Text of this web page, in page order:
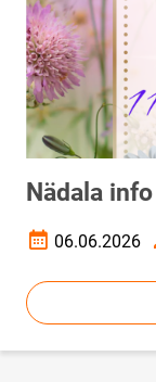
Nädala
Loomise
06.06.2026